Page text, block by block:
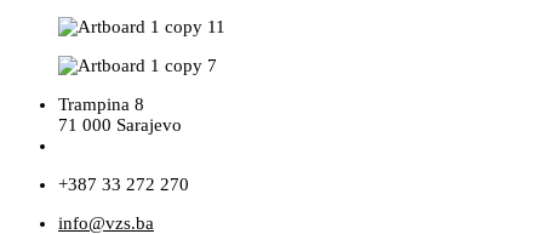
Trampina 8
71 000 Sarajevo
+387 33 272 270
info@vzs.ba